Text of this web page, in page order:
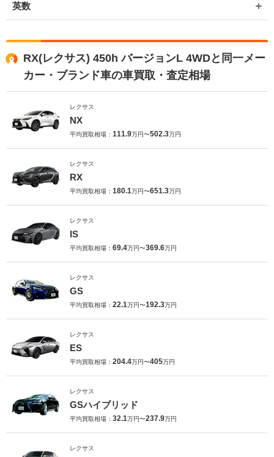
英数
RX(レクサス) 450h バージョンL 4WDと同一メー
カー・ブランド車の車買取・査定相場
レクサス
NX
平均買取相場： 111.9万円〜502.3万円
レクサス
RX
平均買取相場： 180.1万円〜651.3万円
レクサス
IS
平均買取相場： 69.4万円〜369.6万円
レクサス
GS
平均買取相場： 22.1万円〜192.3万円
レクサス
ES
平均買取相場： 204.4万円〜405万円
レクサス
GSハイブリッド
平均買取相場： 32.1万円〜237.9万円
レクサス